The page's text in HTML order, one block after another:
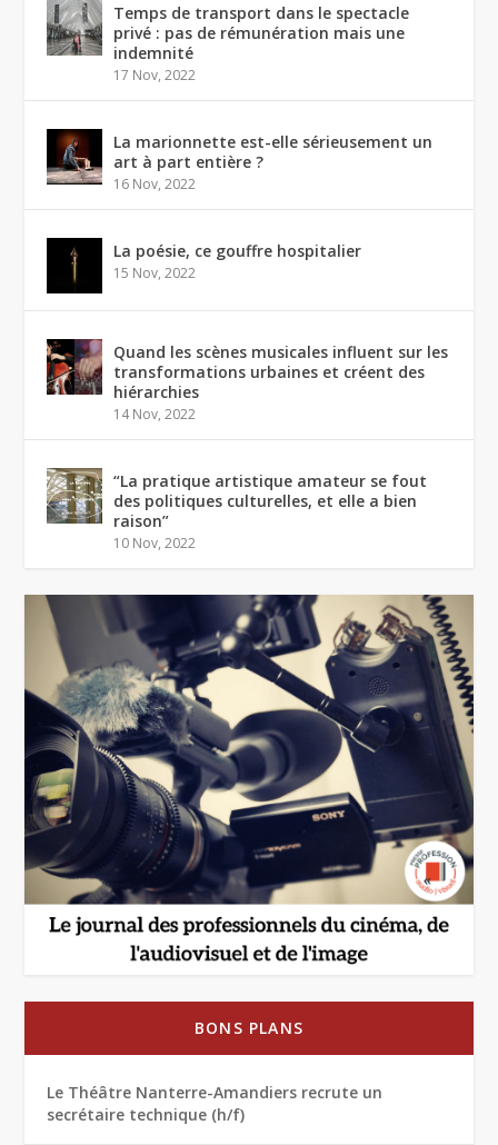
Temps de transport dans le spectacle
privé : pas de rémunération mais une
indemnité
17 Nov, 2022
La marionnette est-elle sérieusement un
art à part entière ?
16 Nov, 2022
La poésie, ce gouffre hospitalier
15 Nov, 2022
Quand les scènes musicales influent sur les
transformations urbaines et créent des
hiérarchies
14 Nov, 2022
“La pratique artistique amateur se fout
des politiques culturelles, et elle a bien
raison”
10 Nov, 2022
BONS PLANS
Le Théâtre Nanterre-Amandiers recrute un
secrétaire technique (h/f)